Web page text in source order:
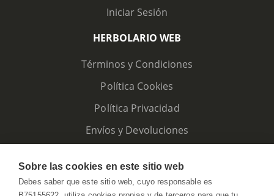
Iniciar Sesión
HERBOLARIO WEB
Términos y Condiciones
Política Cookies
Política Privacidad
Envíos y Devoluciones
Sobre las cookies en este sitio web
Debes saber que este sitio web, cuyo responsable es